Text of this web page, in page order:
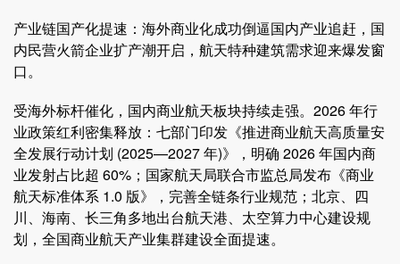
产业链国产化提速：海外商业化成功倒逼国内产业追赶，国
内民营火箭企业扩产潮开启，航天特种建筑需求迎来爆发窗
口。
受海外标杆催化，国内商业航天板块持续走强。2026 年行
业政策红利密集释放：七部门印发《推进商业航天高质量安
全发展行动计划 (2025—2027 年)》，明确 2026 年国内商
业发射占比超 60%；国家航天局联合市监总局发布《商业
航天标准体系 1.0 版》，完善全链条行业规范；北京、四
川、海南、长三角多地出台航天港、太空算力中心建设规
划，全国商业航天产业集群建设全面提速。